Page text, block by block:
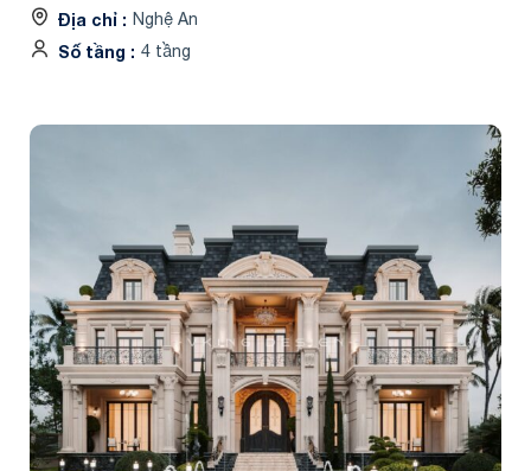
Địa chỉ Nghệ An
Số tầng 4 tầng